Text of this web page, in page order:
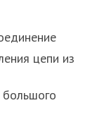
цепи из